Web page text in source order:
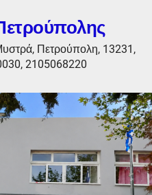
Πετρούπολη, 13231,
2105068220